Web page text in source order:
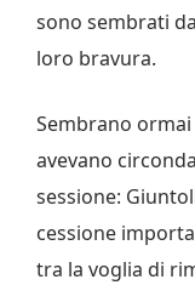
sono sembrati
loro bravura.
Sembrano
avevano
sessione:
cessione
tra la voglia di